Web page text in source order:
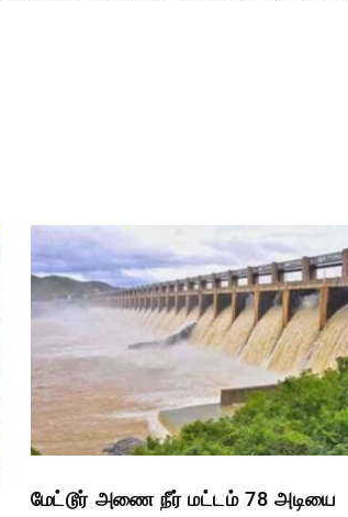
மேட்டூர் அணை நீர் மட்டம் 78 அடியை